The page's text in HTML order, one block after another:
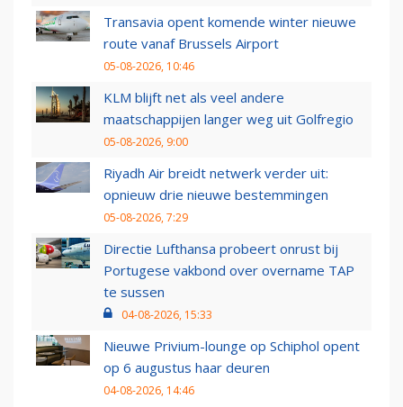
Transavia opent komende winter nieuwe
route vanaf Brussels Airport
05-08-2026, 10:46
KLM blijft net als veel andere
maatschappijen langer weg uit Golfregio
05-08-2026, 9:00
Riyadh Air breidt netwerk verder uit:
opnieuw drie nieuwe bestemmingen
05-08-2026, 7:29
Directie Lufthansa probeert onrust bij
Portugese vakbond over overname TAP
te sussen
04-08-2026, 15:33
Nieuwe Privium-lounge op Schiphol opent
op 6 augustus haar deuren
04-08-2026, 14:46